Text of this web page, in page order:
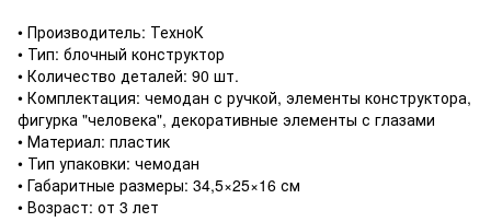
• Производитель: ТехноК
• Тип: блочный конструктор
• Количество деталей: 90 шт.
• Комплектация: чемодан с ручкой, элементы конструктора,
фигурка "человека", декоративные элементы с глазами
• Материал: пластик
• Тип упаковки: чемодан
• Габаритные размеры: 34,5×25×16 см
• Возраст: от 3 лет